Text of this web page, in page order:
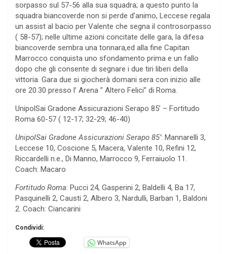
sorpasso sul 57-56 alla sua squadra; a questo punto la
squadra biancoverde non si perde d’animo, Leccese regala
un assist al bacio per Valente che segna il controsorpasso
( 58-57); nelle ultime azioni concitate delle gara, la difesa
biancoverde sembra una tonnara,ed alla fine Capitan
Marrocco conquista uno sfondamento prima e un fallo
dopo che gli consente di segnare i due tiri liberi della
vittoria. Gara due si giocherà domani sera con inizio alle
ore 20.30 presso l’ Arena ” Altero Felici” di Roma.
UnipolSai Gradone Assicurazioni Serapo 85’ – Fortitudo
Roma 60-57 ( 12-17; 32-29; 46-40)
UnipolSai Gradone Assicurazioni Serapo 85’: Mannarelli 3,
Leccese 10, Coscione 5, Macera, Valente 10, Refini 12,
Riccardelli n.e., Di Manno, Marrocco 9, Ferraiuolo 11.
Coach: Macaro
Fortitudo Roma: Pucci 24, Gasperini 2, Baldelli 4, Ba 17,
Pasquinelli 2, Causti 2, Albero 3, Nardulli, Barban 1, Baldoni
2. Coach: Ciancarini
Condividi:
WhatsApp